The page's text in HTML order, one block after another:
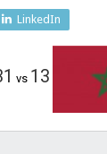
LinkedIn
vs 13